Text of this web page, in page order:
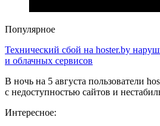
Популярное
Технический сбой на hoster.by
и облачных сервисов
В ночь на 5 августа пользователи
с недоступностью сайтов и
Интересное: